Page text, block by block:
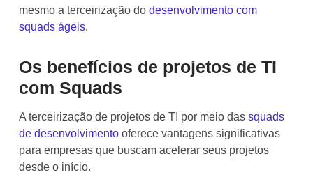
mesmo a terceirização do desenvolvimento com
squads ágeis.
Os benefícios de projetos de TI
com Squads
A terceirização de projetos de TI por meio das squads
de desenvolvimento oferece vantagens significativas
para empresas que buscam acelerar seus projetos
desde o início.